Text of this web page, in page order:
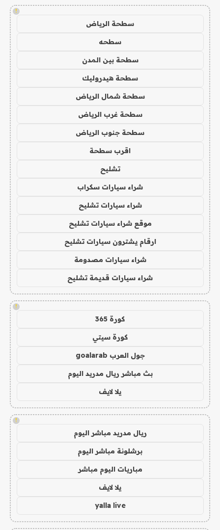
!
سطحة الرياض
سطحه
سطحة بين المدن
سطحة هيدروليك
سطحة شمال الرياض
سطحة غرب الرياض
سطحة جنوب الرياض
اقرب سطحة
تشليح
شراء سيارات سكراب
شراء سيارات تشليح
موقع شراء سيارات تشليح
ارقام يشترون سيارات تشليح
شراء سيارات مصدومة
شراء سيارات قديمة تشليح
!
كورة 365
كورة سيتي
جول العرب goalarab
بث مباشر ريال مدريد اليوم
يلا لايف
!
ريال مدريد مباشر اليوم
برشلونة مباشر اليوم
مباريات اليوم مباشر
يلا لايف
yalla live